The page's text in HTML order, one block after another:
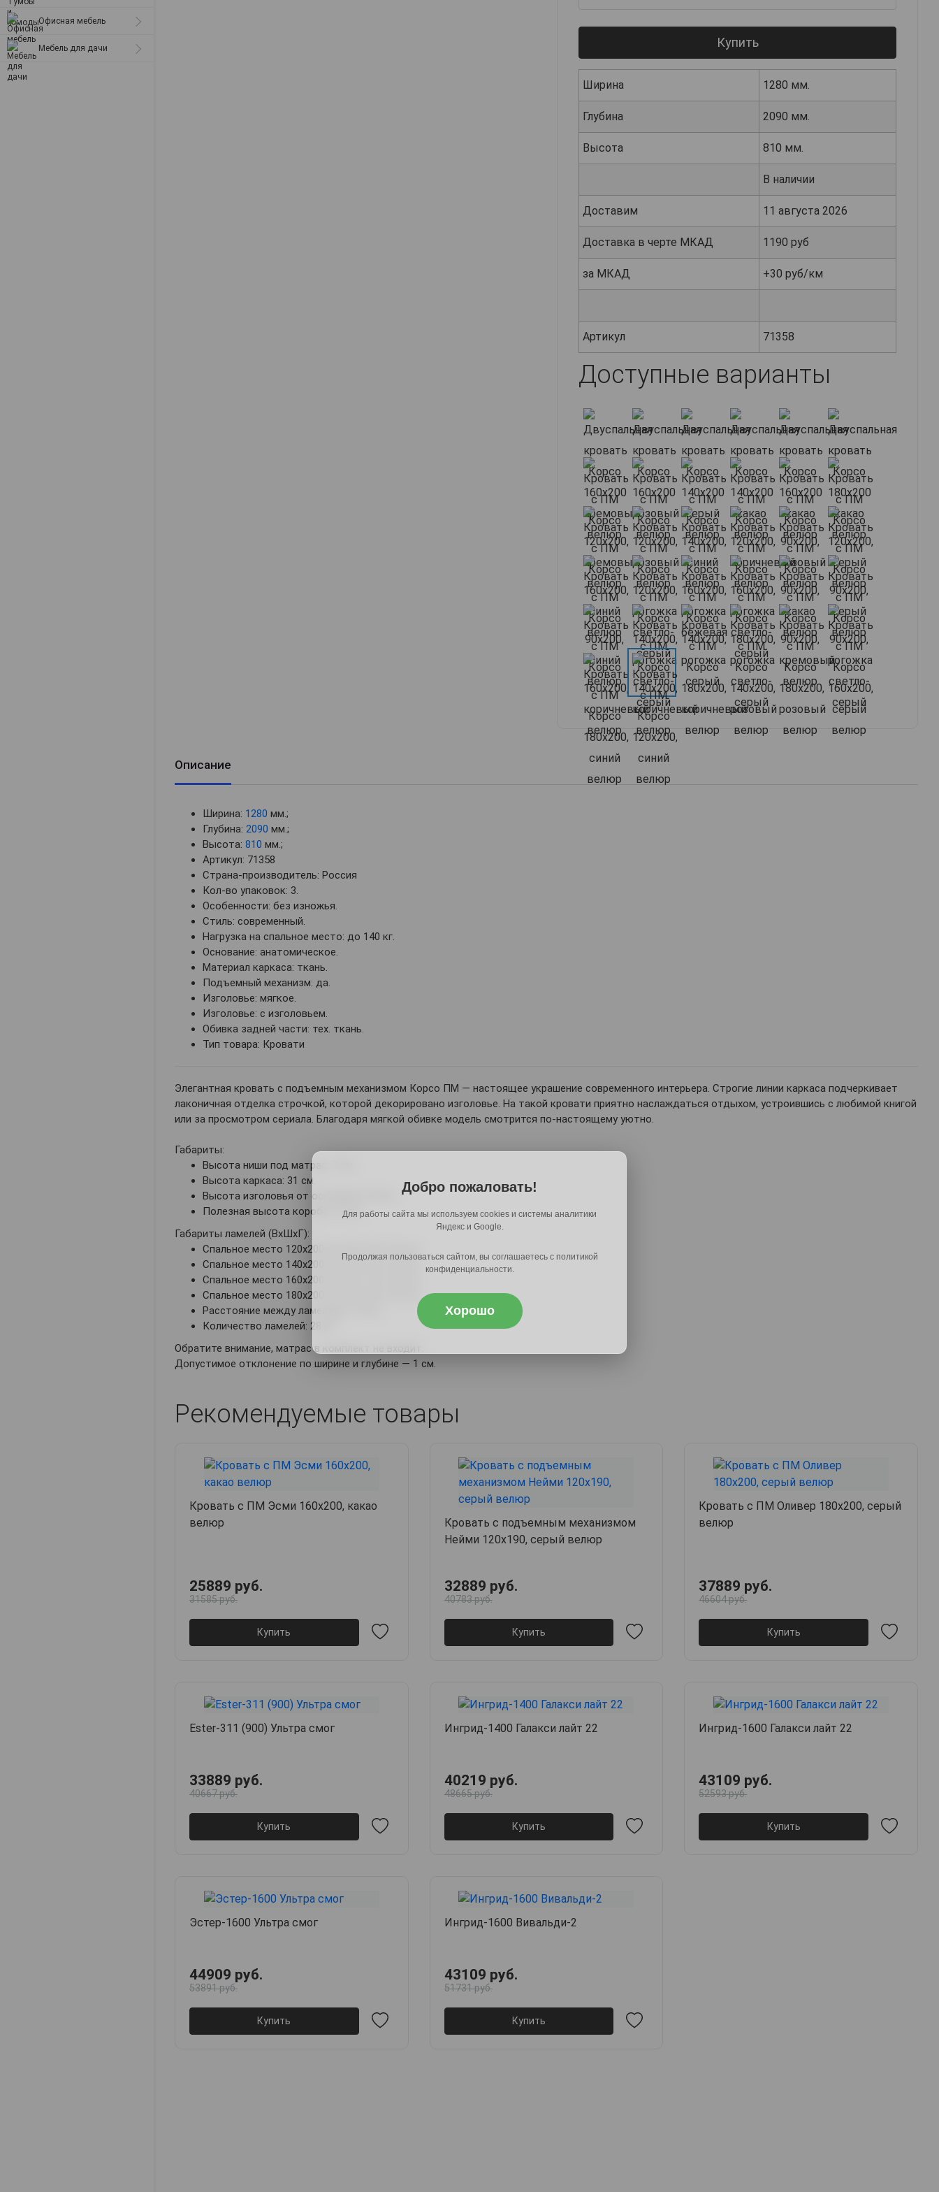
Офисная мебель
Мебель для дачи Купить
Ширина 1280 мм.
Глубина 2090 мм.
Высота 810 мм.
В наличии
Доставим 11 августа 2026
Доставка в черте МКАД 1190 руб
за МКАД +30 руб/км
Артикул 71358
Доступные варианты
Описание
Ширина: 1280 мм.;
Глубина: 2090 мм.;
Высота: 810 мм.;
Артикул: 71358
Страна-производитель: Россия
Кол-во упаковок: 3.
Особенности: без изножья.
Стиль: современный.
Нагрузка на спальное место: до 140 кг.
Основание: анатомическое.
Материал каркаса: ткань.
Подъемный механизм: да.
Изголовье: мягкое.
Изголовье: с изголовьем.
Обивка задней части: тех. ткань.
Тип товара: Кровати
Элегантная кровать с подъемным механизмом Корсо ПМ — настоящее украшение современного интерьера. Строгие линии каркаса подчеркивает
лаконичная отделка строчкой, которой декорировано изголовье. На такой кровати приятно наслаждаться отдыхом, устроившись с любимой книгой
или за просмотром сериала. Благодаря мягкой обивке модель смотрится по-настоящему уютно.
Габариты:
Высота ниши под матрас: 7 см.
Высота каркаса: 31 см.
Высота изголовья от основания: 50 см.
Полезная высота короба: 15 см.
Габариты ламелей (ВхШхГ):
Спальное место 120х200 см: 0,8 х 59 х 5,3 см.
Спальное место 140х200 см: 0,8 х 69 х 5,3 см.
Спальное место 160х200 см: 0,8 х 79 х 5,3 см.
Спальное место 180х200 см: 0,8 х 89 х 5,3 см.
Расстояние между ламелями: 7,4 см.
Количество ламелей: 28 шт.
Обратите внимание, матрас в комплект не входит.
Допустимое отклонение по ширине и глубине — 1 см.
Рекомендуемые товары
Кровать с ПМ Эсми 160х200, какао
велюр
25889 руб.
31585 руб.
Купить
Кровать с подъемным механизмом
Нейми 120х190, серый велюр
32889 руб.
40783 руб.
Купить
Кровать с ПМ Оливер 180х200, серый
велюр
37889 руб.
46604 руб.
Купить
Ester-311 (900) Ультра смог
33889 руб.
40667 руб.
Купить
Ингрид-1400 Галакси лайт 22
40219 руб.
48665 руб.
Купить
Ингрид-1600 Галакси лайт 22
43109 руб.
52593 руб.
Купить
Эстер-1600 Ультра смог
44909 руб.
53891 руб.
Купить
Ингрид-1600 Вивальди-2
43109 руб.
51731 руб.
Купить
Добро пожаловать!
Для работы сайта мы используем cookies и системы аналитики
Яндекс и Google.
Продолжая пользоваться сайтом, вы соглашаетесь с политикой
конфиденциальности.
Хорошо